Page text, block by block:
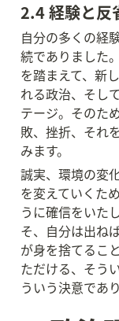
2.4 経験と反
自分の多くの経
続でありました
を踏まえて、新
れる政治、そし
テージ。そのた
敗、挫折、それ
みます。
誠実、環境の変
を変えていくた
うに確信をいた
そ、自分は出ね
が身を捨てるこ
ただける、そう
ういう決意であり